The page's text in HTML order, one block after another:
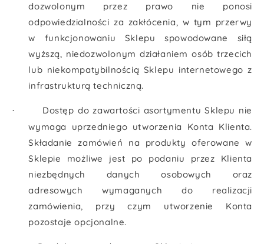
dozwolonym przez prawo nie ponosi
odpowiedzialności za zakłócenia, w tym przerwy
w funkcjonowaniu Sklepu spowodowane siłą
wyższą, niedozwolonym działaniem osób trzecich
lub niekompatybilnością Sklepu internetowego z
infrastrukturą techniczną.
·
Dostęp do zawartości asortymentu Sklepu nie
wymaga uprzedniego utworzenia Konta Klienta.
Składanie zamówień na produkty oferowane w
Sklepie możliwe jest po podaniu przez Klienta
niezbędnych danych osobowych oraz
adresowych wymaganych do realizacji
zamówienia, przy czym utworzenie Konta
pozostaje opcjonalne.